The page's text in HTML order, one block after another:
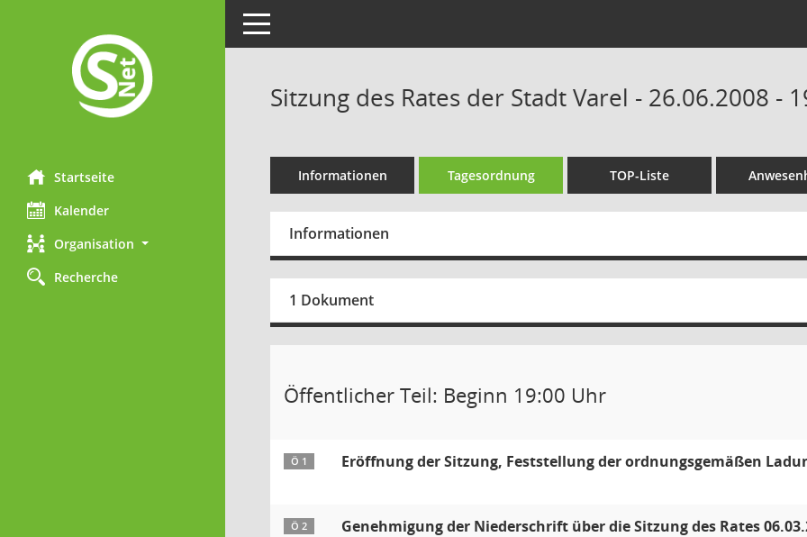
Startseite
Kalender
Organisation
Recherche
Toggle navigation
Sitzung des Rates der Stadt Varel - 26.06.2008 -
Informationen Tagesordnung TOP-Liste
Informationen
1 Dokument
Öffentlicher Teil: Beginn 19:00 Uhr
Ö 1 Eröffnung der Sitzung, Feststellung der ordnungsgemäßen
Ö 2 Genehmigung der Niederschrift über die Sitzung des Rates